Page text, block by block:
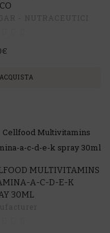
ACQUISTA
MULTIVITAMINS
A-C-D-E-K
30ML